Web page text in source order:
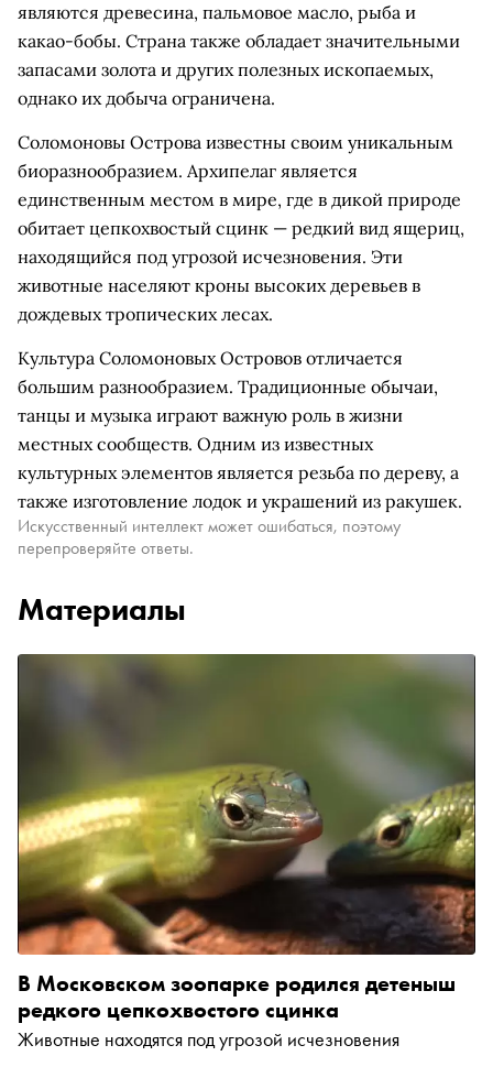
являются древесина, пальмовое масло, рыба и
какао-бобы. Страна также обладает значительными
запасами золота и других полезных ископаемых,
однако их добыча ограничена.
Соломоновы Острова известны своим уникальным
биоразнообразием. Архипелаг является
единственным местом в мире, где в дикой природе
обитает цепкохвостый сцинк — редкий вид ящериц,
находящийся под угрозой исчезновения. Эти
животные населяют кроны высоких деревьев в
дождевых тропических лесах.
Культура Соломоновых Островов отличается
большим разнообразием. Традиционные обычаи,
танцы и музыка играют важную роль в жизни
местных сообществ. Одним из известных
культурных элементов является резьба по дереву, а
также изготовление лодок и украшений из ракушек.
Искусственный интеллект может ошибаться, поэтому
перепроверяйте ответы.
Материалы
В Московском зоопарке родился детеныш
редкого цепкохвостого сцинка
Животные находятся под угрозой исчезновения